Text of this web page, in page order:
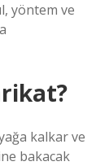
yöntem ve
kalkar ve
bakacak